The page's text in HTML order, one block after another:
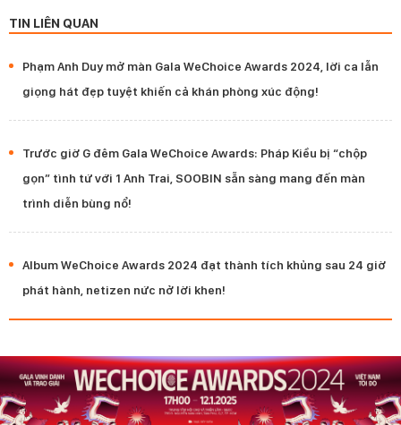
TIN LIÊN QUAN
Phạm Anh Duy mở màn Gala WeChoice Awards 2024, lời ca lẫn
giọng hát đẹp tuyệt khiến cả khán phòng xúc động!
Trước giờ G đêm Gala WeChoice Awards: Pháp Kiều bị “chộp
gọn” tình tứ với 1 Anh Trai, SOOBIN sẵn sàng mang đến màn
trình diễn bùng nổ!
Album WeChoice Awards 2024 đạt thành tích khủng sau 24 giờ
phát hành, netizen nức nở lời khen!